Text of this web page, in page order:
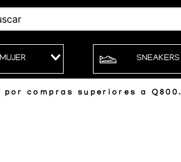
MUJER SNEAKERS
por compras superiores a